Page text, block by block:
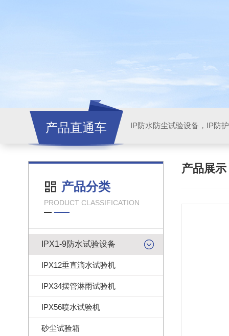
产品直通车
产品分类
PRODUCT CLASSIFICATION
IPX1-9防水试验设备
IPX12垂直滴水试验机
IPX34摆管淋雨试验机
IPX56喷水试验机
砂尘试验箱
产品展示